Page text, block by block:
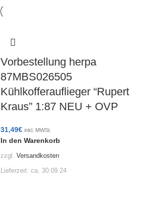
Vorbestellung herpa
87MBS026505
Kühlkofferauflieger “Rupert
Kraus” 1:87 NEU + OVP
31,49€ inkl. MWSt.
In den Warenkorb
zzgl. Versandkosten
Lieferzeit: ca. 30.09.24